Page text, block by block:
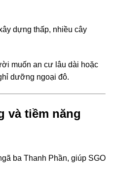
dựng thấp, nhiều cây
muốn an cư lâu dài hoặc
dưỡng ngoại đô.
và tiềm năng
ba Thanh Phần, giúp SGO